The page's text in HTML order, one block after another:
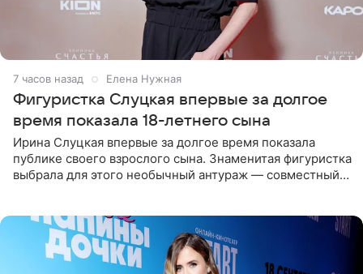
7 часов назад Елена Нужная
Фигуристка Слуцкая впервые за долгое
время показала 18-летнего сына
Ирина Слуцкая впервые за долгое время показала
публике своего взрослого сына. Знаменитая фигуристка
выбрала для этого необычный антураж — совместный